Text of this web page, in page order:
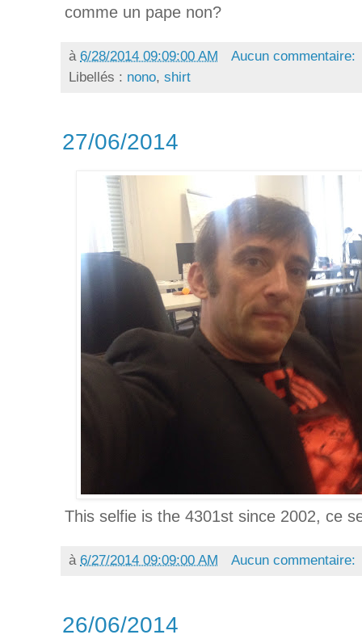
comme un pape non?
à 6/28/2014 09:09:00 AM
Aucun commentaire:
Libellés : nono, shirt
27/06/2014
This selfie is the 4301st since 2002, ce
à 6/27/2014 09:09:00 AM Aucun commentaire:
26/06/2014